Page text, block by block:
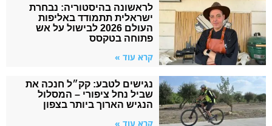
לראשונה בהיסטוריה: נבחרת
ישראלית תתמודד באליפות
העולם 2026 לבישול על אש
פתוחה בטקסס
קרא עוד »
נגישים לטבע: קק״ל חנכה את
שביל נחל ציפורי – המסלול
הנגיש הארוך ביותר בצפון
קרא עוד »